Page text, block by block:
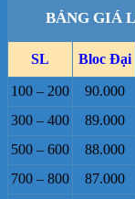
BẢNG GIÁ
SL Bloc Đại
100 – 200
90.000
300 – 400
89.000
500 – 600
88.000
700 – 800
87.000